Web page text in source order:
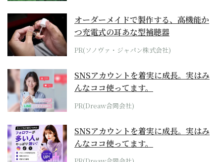
オーダーメイドで製作する、高機能か
つ充電式の耳あな型補聴器
PR(ソノヴァ・ジャパン株式会社)
SNSアカウントを着実に成長。実はみ
んなココ使ってます。
PR(Dreaw合同会社)
SNSアカウントを着実に成長。実はみ
んなココ使ってます。